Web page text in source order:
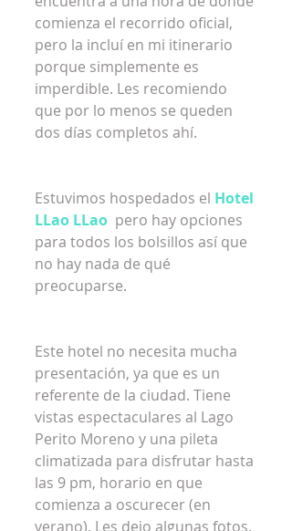
comienza el recorrido oficial,
pero la incluí en mi itinerario
porque simplemente es
imperdible. Les recomiendo
que por lo menos se queden
dos días completos ahí.
Estuvimos hospedados el Hotel
LLao LLao pero hay opciones
para todos los bolsillos así que
no hay nada de qué
preocuparse.
Este hotel no necesita mucha
presentación, ya que es un
referente de la ciudad. Tiene
vistas espectaculares al Lago
Perito Moreno y una pileta
climatizada para disfrutar hasta
las 9 pm, horario en que
comienza a oscurecer (en
verano). Les dejo algunas fotos.